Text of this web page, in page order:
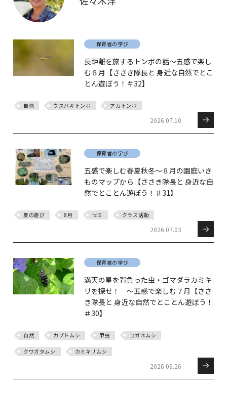
保育者の学び
長距離を旅するトンボの話～五感で楽し
む８月【ささき隊長と 身近な自然でとこ
とん遊ぼう！＃32】
自然 ウスバキトンボ アカトンボ
2026.07.10
保育者の学び
五感で楽しむ春夏秋冬～８月の園庭いき
ものマップから【ささき隊長と 身近な自
然でとことん遊ぼう！＃31】
夏の遊び 8月 セミ クラス活動
2026.07.03
保育者の学び
満天の星を背負った虫・ゴマダラカミキ
リを探せ！ ～五感で楽しむ７月【ささ
き隊長と 身近な自然でとことん遊ぼう！
＃30】
自然 カブトムシ 甲虫 コガネムシ
クワガタムシ カミキリムシ
2026.06.26